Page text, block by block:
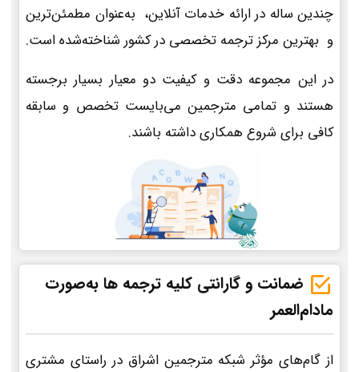
چندین ساله در ارائه خدمات آنلاین، به‌عنوان مطمئن‌ترین
و بهترین مرکز ترجمه تخصصی در کشور شناخته‌شده است.
در این مجموعه دقت و کیفیت دو معیار بسیار برجسته
هستند و تمامی مترجمین می‌بایست تخصص و سابقه
کافی برای شروع همکاری داشته باشند.
ضمانت و گارانتی کلیه ترجمه ها به‌صورت
مادام‌العمر
از گام‌های مؤثر شبکه مترجمین اشراق در راستای مشتری